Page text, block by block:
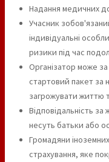
Надання медичних
Учасник
індивідуальні
ризики під час
Організатор може
стартовий пакет за
загрожувати життю
Відповідальність
несуть батьки або
Громадяни
страхування, яке